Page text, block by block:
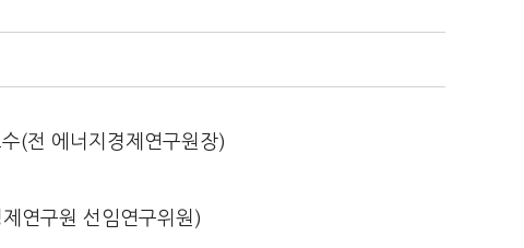
(전 에너지경제연구원장)
연구원 선임연구위원)